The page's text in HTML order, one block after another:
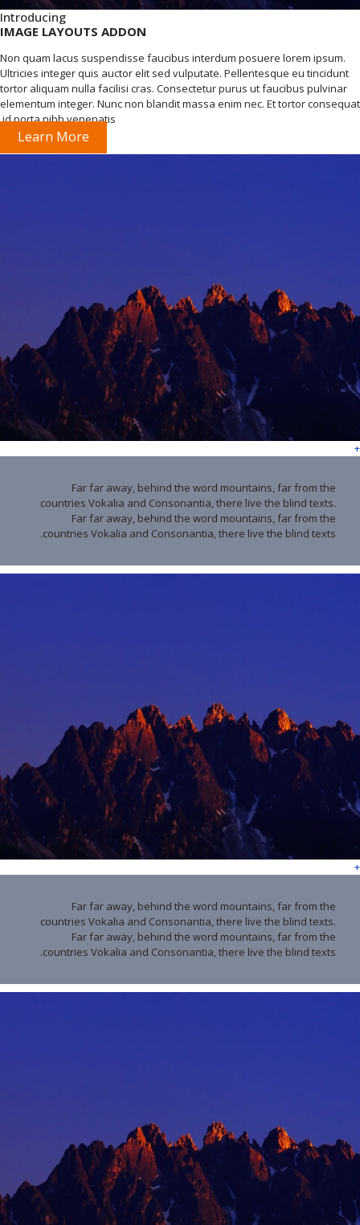
Introducing
IMAGE LAYOUTS ADDON
Non quam lacus suspendisse faucibus interdum posuere lorem ipsum.
Ultricies integer quis auctor elit sed vulputate. Pellentesque eu tincidunt
tortor aliquam nulla facilisi cras. Consectetur purus ut faucibus pulvinar
elementum integer. Nunc non blandit massa enim nec. Et tortor consequat
id porta nibh venenatis.
Learn More
+
Far far away, behind the word mountains, far from the
countries Vokalia and Consonantia, there live the blind texts.
Far far away, behind the word mountains, far from the
countries Vokalia and Consonantia, there live the blind texts.
+
Far far away, behind the word mountains, far from the
countries Vokalia and Consonantia, there live the blind texts.
Far far away, behind the word mountains, far from the
countries Vokalia and Consonantia, there live the blind texts.